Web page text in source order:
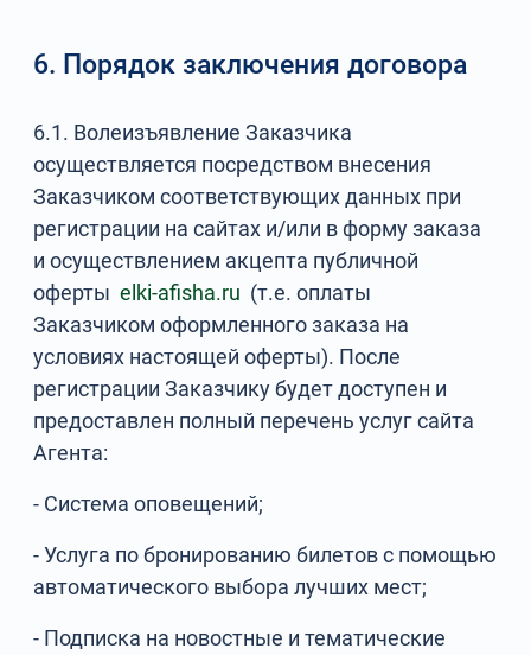
6. Порядок заключения договора
6.1. Волеизъявление Заказчика
осуществляется посредством внесения
Заказчиком соответствующих данных при
регистрации на сайтах и/или в форму заказа
и осуществлением акцепта публичной
офертыelki-afisha.ru (т.е. оплаты
Заказчиком оформленного заказа на
условиях настоящей оферты). После
регистрации Заказчику будет доступен и
предоставлен полный перечень услуг сайта
Агента:
- Система оповещений;
- Услуга по бронированию билетов с помощью
автоматического выбора лучших мест;
- Подписка на новостные и тематические